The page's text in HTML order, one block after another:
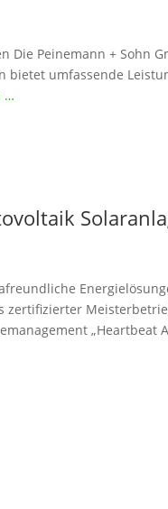
Peinemann + Sohn
umfassende
…
„Heartbeat